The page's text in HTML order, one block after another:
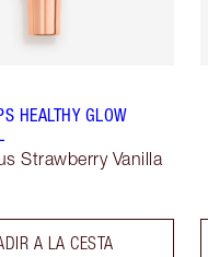
HEALTHY GLOW
Strawberry Vanilla
A LA CESTA